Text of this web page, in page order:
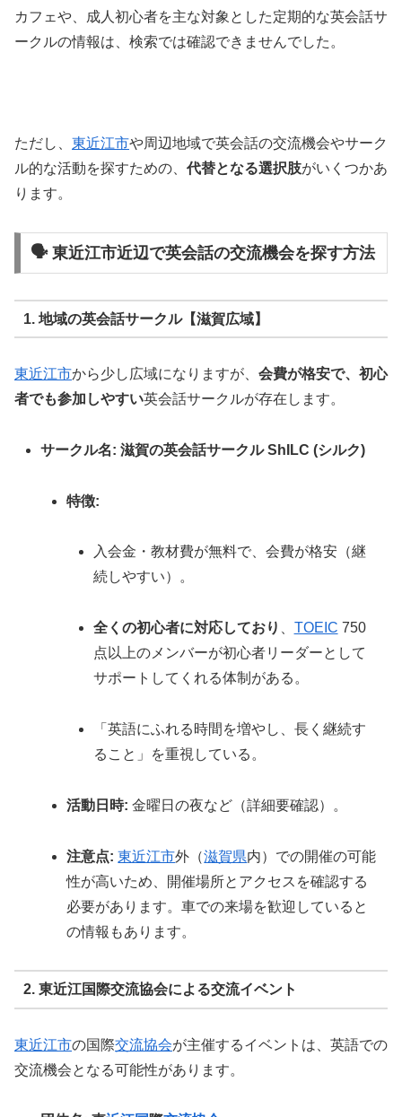
カフェや、成人初心者を主な対象とした定期的な英会話サ
ークルの情報は、検索では確認できませんでした。
ただし、 東近江市や周辺地域で英会話の交流機会やサーク
ル的な活動を探すための、 代替となる選択肢がいくつかあ
ります。
🗣️ 東近江市近辺で英会話の交流機会を探す方法
1. 地域の英会話サークル【滋賀広域】
東近江市から少し広域になりますが、 会費が格安で、初心
者でも参加しやすい英会話サークルが存在します。
サークル名: 滋賀の英会話サークル ShILC (シルク)
特徴:
入会金・教材費が無料で、会費が格安（継
続しやすい）。
全くの初心者に対応しており TOEIC 750
点以上のメンバーが初心者リーダーとして
サポートしてくれる体制がある。
「英語にふれる時間を増やし、長く継続す
ること」を重視している。
活動日時: 金曜日の夜など（詳細要確認）。
注意点: 東近江市外（滋賀県内）での開催の可能
性が高いため、開催場所とアクセスを確認する
必要があります。車での来場を歓迎していると
の情報もあります。
2. 東近江国際交流協会による交流イベント
東近江市の国際交流協会が主催するイベントは、英語での
交流機会となる可能性があります。